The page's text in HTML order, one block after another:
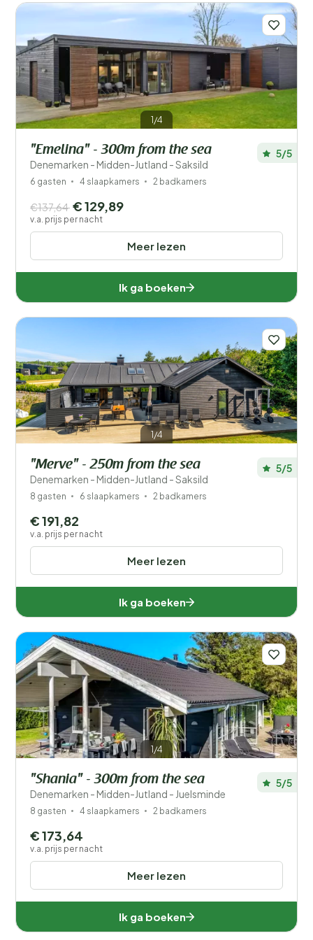
1/4
"Emelina" - 300m from the sea
Denemarken - Midden-Jutland - Saksild
5/5
6 gasten 4 slaapkamers 2 badkamers
Meer lezen
€137,64 € 129,89
v.a. prijs per nacht
Ik ga boeken
1/4
"Merve" - 250m from the sea
Denemarken - Midden-Jutland - Saksild
5/5
8 gasten 6 slaapkamers 2 badkamers
Meer lezen
€ 191,82
v.a. prijs per nacht
Ik ga boeken
1/4
"Shania" - 300m from the sea
Denemarken - Midden-Jutland - Juelsminde
5/5
8 gasten 4 slaapkamers 2 badkamers
Meer lezen
€ 173,64
v.a. prijs per nacht
Ik ga boeken